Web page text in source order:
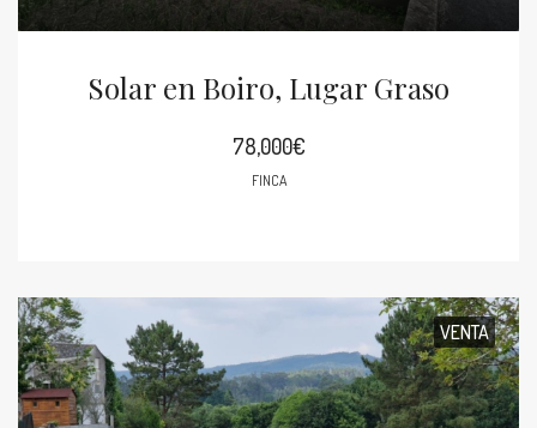
Solar en Boiro, Lugar Graso
78,000€
FINCA
VENTA